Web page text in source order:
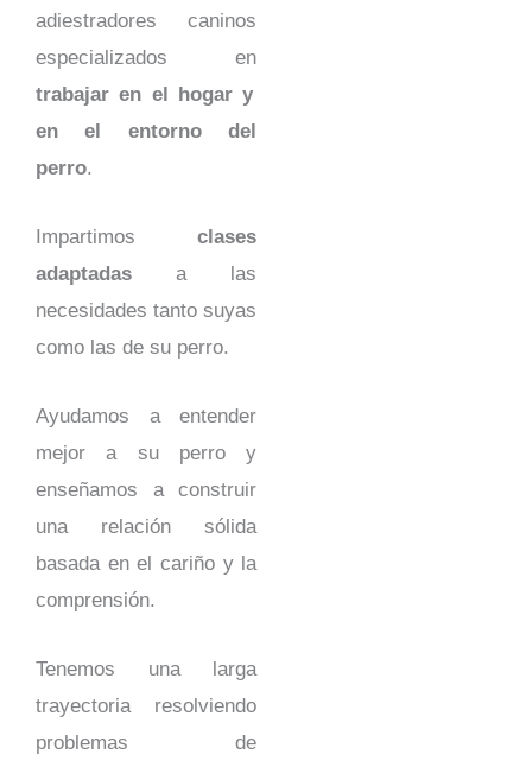
adiestradores caninos
especializados en
trabajar en el hogar y
en el entorno del
perro.
Impartimos clases
adaptadasa las
necesidades tanto suyas
como las de su perro.
Ayudamos a entender
mejor a su perro y
enseñamos a construir
una relación sólida
basada en el cariño y la
comprensión.
Tenemos una larga
trayectoria resolviendo
problemas de